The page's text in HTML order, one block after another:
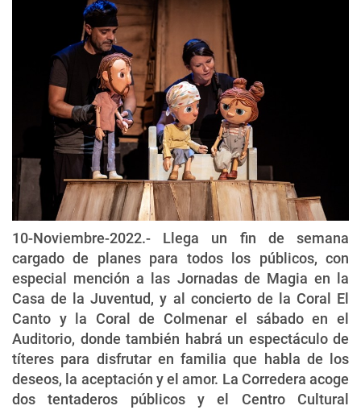
10-Noviembre-2022.- Llega un fin de semana
cargado de planes para todos los públicos, con
especial mención a las Jornadas de Magia en la
Casa de la Juventud, y al concierto de la Coral El
Canto y la Coral de Colmenar el sábado en el
Auditorio, donde también habrá un espectáculo de
títeres para disfrutar en familia que habla de los
deseos, la aceptación y el amor. La Corredera acoge
dos tentaderos públicos y el Centro Cultural